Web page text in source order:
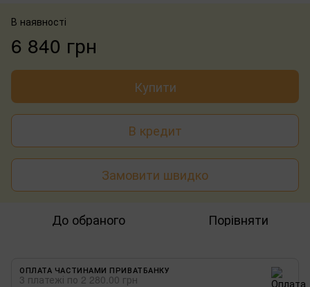
В наявності
6 840 грн
Купити
В кредит
Замовити швидко
До обраного Порівняти
ОПЛАТА ЧАСТИНАМИ ПРИВАТБАНКУ
3 платежі по 2 280.00 грн